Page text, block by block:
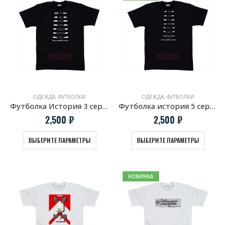
ОДЕЖДА, ФУТБОЛКИ
Футболка История 3 серии BMW
2,500 ₽
ВЫБЕРИТЕ ПАРАМЕТРЫ
ОДЕЖДА, ФУТБОЛКИ
Футболка история 5 серии BMW
2,500 ₽
ВЫБЕРИТЕ ПАРАМЕТРЫ
НОВИНКА